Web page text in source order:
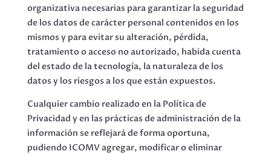
organizativa necesarias para garantizar la seguridad
de los datos de carácter personal contenidos en los
mismos y para evitar su alteración, pérdida,
tratamiento o acceso no autorizado, habida cuenta
del estado de la tecnología, la naturaleza de los
datos y los riesgos a los que están expuestos.
Cualquier cambio realizado en la Política de
Privacidad y en las prácticas de administración de la
información se reflejará de forma oportuna,
pudiendo ICOMV agregar, modificar o eliminar